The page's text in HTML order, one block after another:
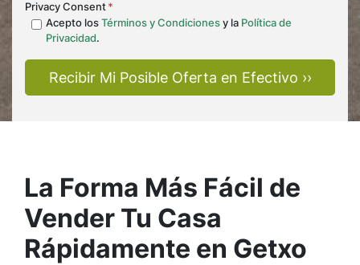
Privacy Consent *
Acepto los Términos y Condicionesy la Política de
Privacidad.
La Forma Más Fácil de
Vender Tu Casa
Rápidamente en Getxo